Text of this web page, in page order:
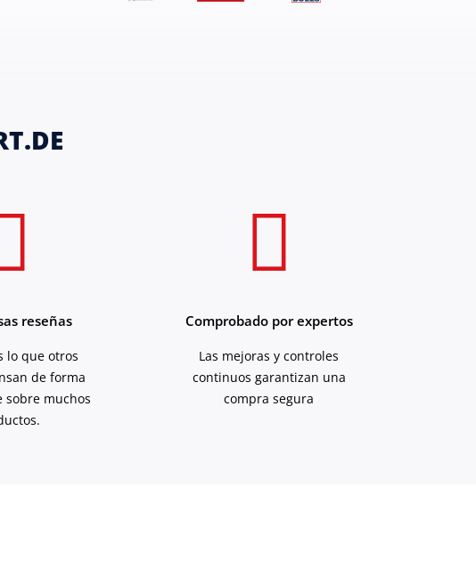
reseñas
lo que otros
de forma
sobre muchos
Comprobado por expertos
Las mejoras y controles
continuos garantizan una
compra segura